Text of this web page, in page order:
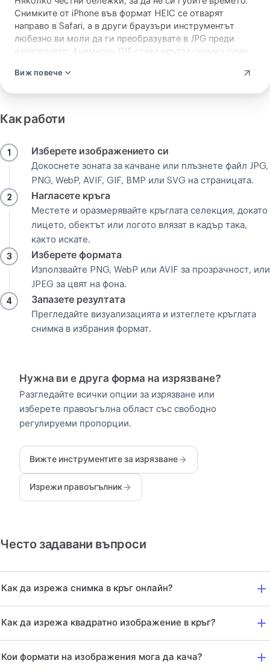
Снимките от iPhone във формат HEIC се отварят
направо в Safari, а в други браузъри инструментът
любезно ви моли да ги преобразувате в JPG преди
изрязването. Анимиран GIF става кръгла снимка само
изрязването го правите вие, на ръка, без нищо
Извън тези няколко случая кръглото изрязване работи
с всяка ваша ежедневна снимка, от портрет до лого, и
Виж повече
Как работи
1 Изберете изображението си
Докоснете зоната за качване или плъзнете файл JPG,
PNG, WebP, AVIF, GIF, BMP или SVG на страницата.
2 Нагласете кръга
Местете и оразмерявайте кръглата селекция, докато
лицето, обектът или логото влязат в кадър така,
както искате.
3 Изберете формата
Използвайте PNG, WebP или AVIF за прозрачност, или
JPEG за цвят на фона.
4 Запазете резултата
Прегледайте визуализацията и изтеглете кръглата
снимка в избрания формат.
Нужна ви е друга форма на изрязване?
Разгледайте всички опции за изрязване или
изберете правоъгълна област със свободно
регулируеми пропорции.
Вижте инструментите за изрязване
Изрежи правоъгълник
Често задавани въпроси
Как да изрежа снимка в кръг онлайн?
Как да изрежа квадратно изображение в кръг?
Кои формати на изображения мога да кача?